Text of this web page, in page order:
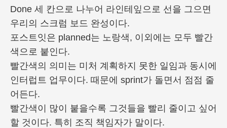
Done 세 칸으로 나누어 라인테잎으로 선을 그으면
우리의 스크럼 보드 완성이다.
포스트잇은 planned는 노랑색, 이외에는 모두 빨간
색으로 붙인다.
빨간색의 의미는 미처 계획하지 못한 일임과 동시에
인터럽트 업무이다. 때문에 sprint가 돌면서 점점 줄
어든다.
빨간색이 많이 붙을수록 그것들을 빨리 줄이고 싶어
할 것이다. 특히 조직 책임자가 말이다.